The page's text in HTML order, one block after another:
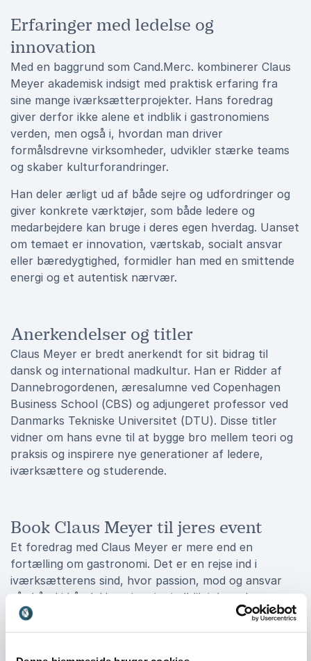
Erfaringer med ledelse og
innovation
Med en baggrund som Cand.Merc. kombinerer Claus
Meyer akademisk indsigt med praktisk erfaring fra
sine mange iværksætterprojekter. Hans foredrag
giver derfor ikke alene et indblik i gastronomiens
verden, men også i, hvordan man driver
formålsdrevne virksomheder, udvikler stærke teams
og skaber kulturforandringer.
Han deler ærligt ud af både sejre og udfordringer og
giver konkrete værktøjer, som både ledere og
medarbejdere kan bruge i deres egen hverdag. Uanset
om temaet er innovation, værtskab, socialt ansvar
eller bæredygtighed, formidler han med en smittende
energi og et autentisk nærvær.
Anerkendelser og titler
Claus Meyer er bredt anerkendt for sit bidrag til
dansk og international madkultur. Han er Ridder af
Dannebrogordenen, æresalumne ved Copenhagen
Business School (CBS) og adjungeret professor ved
Danmarks Tekniske Universitet (DTU). Disse titler
vidner om hans evne til at bygge bro mellem teori og
praksis og inspirere nye generationer af ledere,
iværksættere og studerende.
Book Claus Meyer til jeres event
Et foredrag med Claus Meyer er mere end en
fortælling om gastronomi. Det er en rejse ind i
iværksætterens sind, hvor passion, mod og ansvar
går hånd i hånd. Han giver jer indblik i, hvordan man
kan skabe forandring gennem kreativitet og
vedholdenhed, og hvordan både virksomheder og